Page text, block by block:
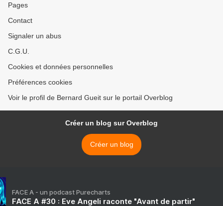
Pages
Contact
Signaler un abus
C.G.U.
Cookies et données personnelles
Préférences cookies
Voir le profil de Bernard Gueit sur le portail Overblog
Créer un blog sur Overblog
Créer un blog
FACE A - un podcast Purecharts
FACE A #30 : Eve Angeli raconte "Avant de partir"